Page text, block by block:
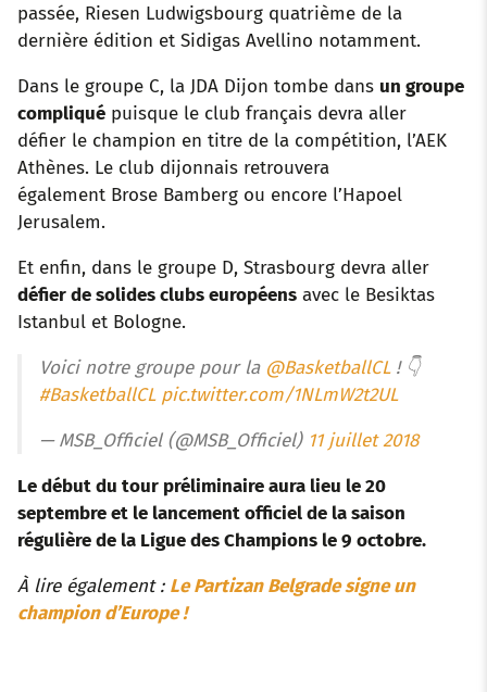
passée, Riesen Ludwigsbourg quatrième de la
dernière édition et Sidigas Avellino notamment.
Dans le groupe C, la JDA Dijon tombe dans un groupe
compliqué puisque le club français devra aller
défier le champion en titre de la compétition, l’AEK
Athènes. Le club dijonnais retrouvera
également Brose Bamberg ou encore l’Hapoel
Jerusalem.
Et enfin, dans le groupe D, Strasbourg devra aller
défier de solides clubs européens avec le Besiktas
Istanbul et Bologne.
Voici notre groupe pour la @BasketballCL! 👇
#BasketballCL pic.twitter.com/1NLmW2t2UL
— MSB_Officiel (@MSB_Officiel) 11 juillet 2018
Le début du tour préliminaire aura lieu le 20
septembre et le lancement officiel de la saison
régulière de la Ligue des Champions le 9 octobre.
À lire également : Le Partizan Belgrade signe un
champion d’Europe !